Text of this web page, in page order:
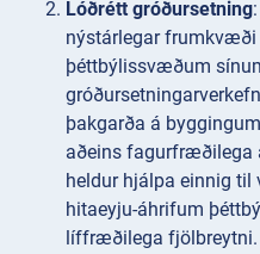
Lóðrétt gróðursetning
nýstárlegar
þéttbýlissvæðum
þakgarða á
aðeins fagurfræðilega
heldur hjálpa einnig
hitaeyju-áhrifum
líffræðilega fjölbreytni.